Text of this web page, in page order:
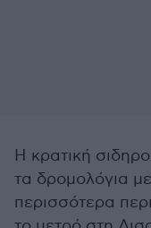
Η κρατική
τα δρομολόγια
περισσότερα